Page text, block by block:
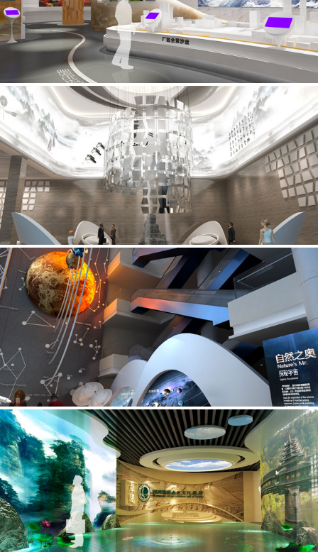
们已经帮助数十家企业完成了最具匠心的展示馆。
规划馆
Planning Exhibition
弘扬规划魅力，展示城市风采，在规划馆领域我们致力于以最
尖端的科技、最前沿的设计来服务于我们的客户。
科技馆
Science And Technology Exhibition
未来就是现在，现在已是过去，我们以未来、前沿的理念服务
于科技馆，实现了客户想表现未来的需求。
数字馆
Digital Exhibition
利用数字化手段，实现藏品保存，陈列展示，科学研究和社会
教育等功能，构筑虚拟世界的展览馆。